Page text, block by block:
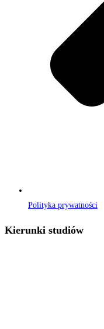
Polityka prywatności
Kierunki studiów